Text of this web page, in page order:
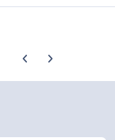
上一张轮播幻灯片
下一张轮播幻灯片